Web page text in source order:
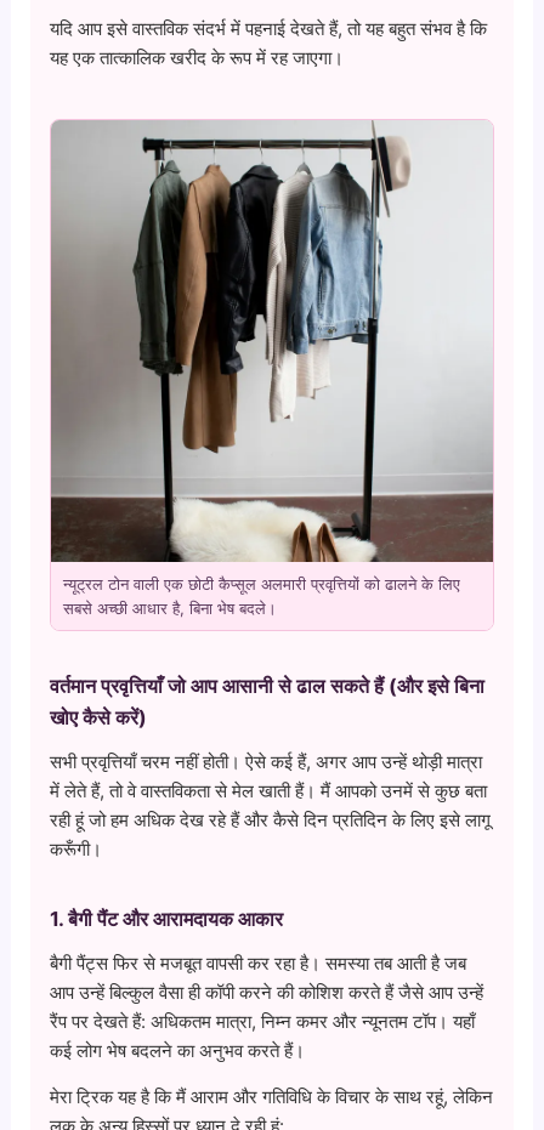
यदि आप इसे वास्तविक संदर्भ में पहनाई देखते हैं, तो यह बहुत संभव है कि
यह एक तात्कालिक खरीद के रूप में रह जाएगा।
न्यूट्रल टोन वाली एक छोटी कैप्सूल अलमारी प्रवृत्तियों को ढालने के लिए
सबसे अच्छी आधार है, बिना भेष बदले।
वर्तमान प्रवृत्तियाँ जो आप आसानी से ढाल सकते हैं (और इसे बिना
खोए कैसे करें)
सभी प्रवृत्तियाँ चरम नहीं होती। ऐसे कई हैं, अगर आप उन्हें थोड़ी मात्रा
में लेते हैं, तो वे वास्तविकता से मेल खाती हैं। मैं आपको उनमें से कुछ बता
रही हूं जो हम अधिक देख रहे हैं और कैसे दिन प्रतिदिन के लिए इसे लागू
करूँगी।
1. बैगी पैंट और आरामदायक आकार
बैगी पैंट्स फिर से मजबूत वापसी कर रहा है। समस्या तब आती है जब
आप उन्हें बिल्कुल वैसा ही कॉपी करने की कोशिश करते हैं जैसे आप उन्हें
रैंप पर देखते हैं: अधिकतम मात्रा, निम्न कमर और न्यूनतम टॉप। यहाँ
कई लोग भेष बदलने का अनुभव करते हैं।
मेरा ट्रिक यह है कि मैं आराम और गतिविधि के विचार के साथ रहूं, लेकिन